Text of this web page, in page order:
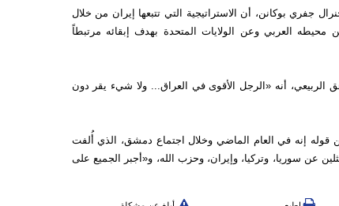
جفري بوكانن، أن الاستراتيجية التي تتبعها إيران من خلال
محيطه العربي وعن الولايات المتحدة بهدف إبقائه مرتبطاً
الربيعي، أنه «الرجل الأقوى في العراق... ولا شيء يقر دون
قوله إنه في العام الماضي وخلال اجتماع دمشق، الذي أُلفت
عن سوريا، وتركيا، وإيران، وحزب الله، و«أجبر الجميع على